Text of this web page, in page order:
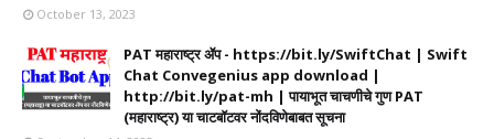
October 13, 2023
PAT महाराष्ट्र ॲप - https://bit.ly/SwiftChat | Swift
Chat Convegenius app download |
http://bit.ly/pat-mh | पायाभूत चाचणीचे गुण PAT
(महाराष्ट्र) या चाटबॉटवर नोंदविणेबाबत सूचना